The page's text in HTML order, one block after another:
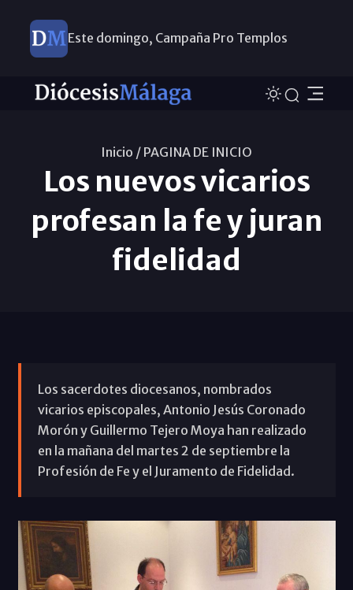
Este domingo, Campaña Pro Templos
Inicio / PAGINA DE INICIO
Los nuevos vicarios
profesan la fe y juran
fidelidad
Los sacerdotes diocesanos, nombrados
vicarios episcopales, Antonio Jesús Coronado
Morón y Guillermo Tejero Moya han realizado
en la mañana del martes 2 de septiembre la
Profesión de Fe y el Juramento de Fidelidad.